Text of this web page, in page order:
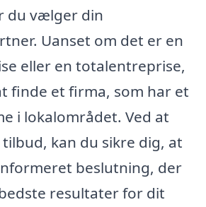
du vælger din
Uanset om det er en
eller en totalentreprise,
finde et firma, som har et
i lokalområdet. Ved at
kan du sikre dig, at
beslutning, der
resultater for dit